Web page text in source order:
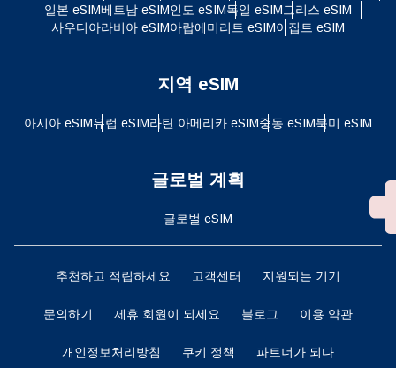
일본 eSIM베트남 eSIM인도 eSIM독일 eSIM그리스 eSIM
사우디아라비아 eSIM아랍에미리트 eSIM이집트 eSIM
지역 eSIM
아시아 eSIM유럽 ​​eSIM라틴 아메리카 eSIM중동 eSIM북미 eSIM
글로벌 계획
글로벌 eSIM
추천하고 적립하세요 고객센터 지원되는 기기
문의하기 제휴 회원이 되세요 블로그 이용 약관
개인정보처리방침 쿠키 정책 파트너가 되다